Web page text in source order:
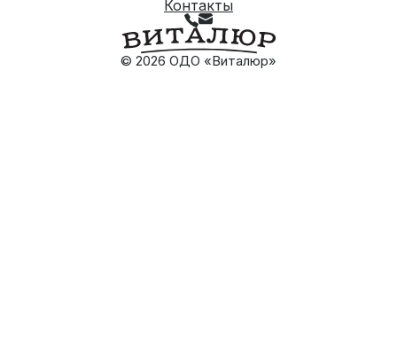
© 2026 ОДО «Виталюр»
Контакты